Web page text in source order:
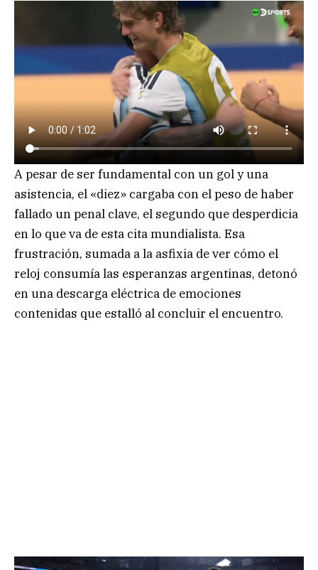
A pesar de ser fundamental con un gol y una
asistencia, el «diez» cargaba con el peso de haber
fallado un penal clave, el segundo que desperdicia
en lo que va de esta cita mundialista. Esa
frustración, sumada a la asfixia de ver cómo el
reloj consumía las esperanzas argentinas, detonó
en una descarga eléctrica de emociones
contenidas que estalló al concluir el encuentro.